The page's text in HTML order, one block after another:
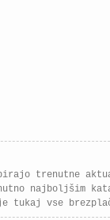
trenutne
najboljšim
tukaj vse